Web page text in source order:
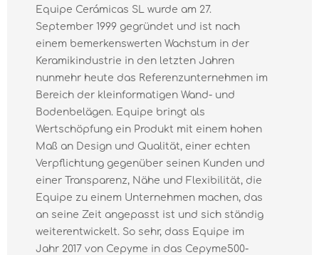
Equipe Cerámicas SL wurde am 27.
September 1999 gegründet und ist nach
einem bemerkenswerten Wachstum in der
Keramikindustrie in den letzten Jahren
nunmehr heute das Referenzunternehmen im
Bereich der kleinformatigen Wand- und
Bodenbelägen. Equipe bringt als
Wertschöpfung ein Produkt mit einem hohen
Maß an Design und Qualität, einer echten
Verpflichtung gegenüber seinen Kunden und
einer Transparenz, Nähe und Flexibilität, die
Equipe zu einem Unternehmen machen, das
an seine Zeit angepasst ist und sich ständig
weiterentwickelt. So sehr, dass Equipe im
Jahr 2017 von Cepyme in das Cepyme500-